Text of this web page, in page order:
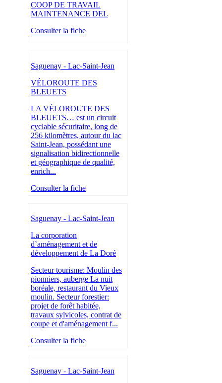
COOP DE TRAVAIL
MAINTENANCE DEL
Consulter la fiche
Saguenay - Lac-Saint-Jean
VÉLOROUTE DES
BLEUETS
LA VÉLOROUTE DES
BLEUETS… est un circuit
cyclable sécuritaire, long de
256 kilomètres, autour du lac
Saint-Jean, possédant une
signalisation bidirectionnelle
et géographique de qualité,
enrich...
Consulter la fiche
Saguenay - Lac-Saint-Jean
La corporation
d`aménagement et de
développement de La Doré
Secteur tourisme: Moulin des
pionniers, auberge La nuit
boréale, restaurant du Vieux
moulin. Secteur forestier:
projet de forêt habitée,
travaux sylvicoles, contrat de
coupe et d'aménagement f...
Consulter la fiche
Saguenay - Lac-Saint-Jean